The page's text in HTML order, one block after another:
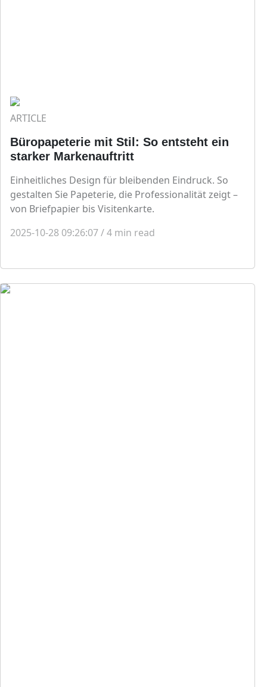
ARTICLE
Büropapeterie mit Stil: So entsteht ein
starker Markenauftritt
Einheitliches Design für bleibenden Eindruck. So
gestalten Sie Papeterie, die Professionalität zeigt –
von Briefpapier bis Visitenkarte.
2025-10-28 09:26:07/4 min read